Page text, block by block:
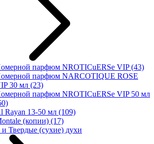
парфюм NROTICuERSe VIP(43)
парфюм NARCOTIQUE ROSE
30 мл (23)
парфюм NROTICuERSe VIP 50 мл
Rayan 13-50 мл (109)
(копии) (17)
Твердые (сухие) духи